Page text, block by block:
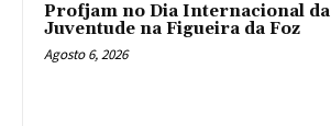
Profjam no Dia Internacional da
Juventude na Figueira da Foz
Agosto 6, 2026